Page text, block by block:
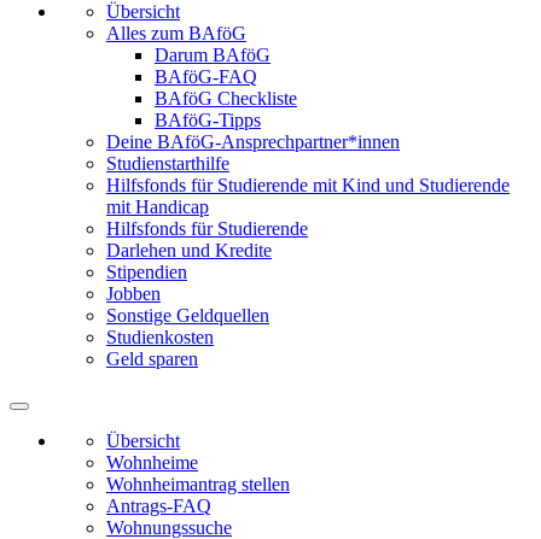
Übersicht
Alles zum BAföG
Darum BAföG
BAföG-FAQ
BAföG Checkliste
BAföG-Tipps
Deine BAföG-Ansprechpartner*innen
Studienstarthilfe
Hilfsfonds für Studierende mit Kind und Studierende
mit Handicap
Hilfsfonds für Studierende
Darlehen und Kredite
Stipendien
Jobben
Sonstige Geldquellen
Studienkosten
Geld sparen
Übersicht
Wohnheime
Wohnheimantrag stellen
Antrags-FAQ
Wohnungssuche